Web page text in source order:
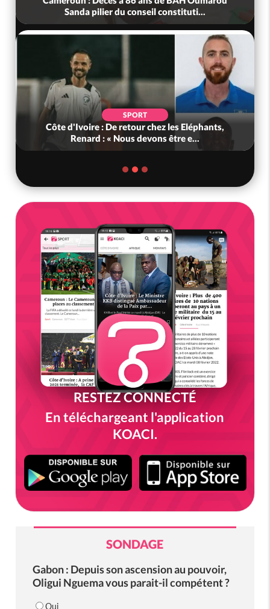
Sanda pilier du conseil constituti...
SPORT
Côte d'Ivoire : De retour chez les Eléphants,
Renard : « Nous devons être e...
RESTEZ CONNECTÉ
En téléchargeant l'application
KOACI.
SONDAGE
Gabon : Depuis son ascension au pouvoir,
Oligui Nguema vous parait-il compétent ?
Oui